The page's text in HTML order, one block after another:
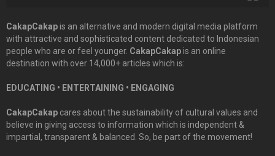
CakapCakapis an alternative and modern digital media platform
with attractive and sophisticated content dedicated to Indonesian
people who are or feel younger. CakapCakapis an online
destination with over 14,000+ articles which is:
EDUCATING • ENTERTAINING • ENGAGING
CakapCakap cares about the sustainability of cultural values and
believe in giving access to information which is independent &
impartial, transparent & balanced. So, be part of the movement!